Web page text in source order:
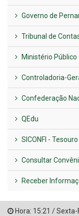
Governo de
Tribunal de
Ministério
Controladoria-
Confederação
QEdu
SICONFI -
Consultar
Receber
Hora: 15:21 /Sexta-